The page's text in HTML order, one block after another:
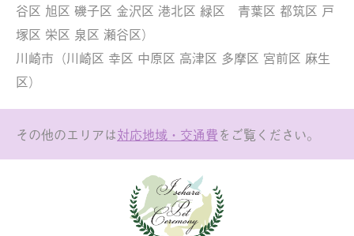
谷区 旭区 磯子区 金沢区 港北区 緑区 青葉区 都筑区 戸
塚区 栄区 泉区 瀬谷区）
川崎市（川崎区 幸区 中原区 高津区 多摩区 宮前区 麻生
区）
その他のエリアは対応地域・交通費をご覧ください。